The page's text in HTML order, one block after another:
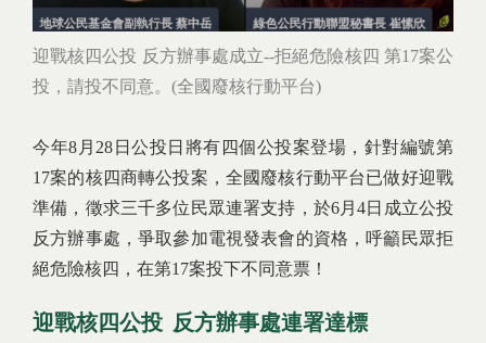
迎戰核四公投 反方辦事處成立--拒絕危險核四 第17案公
投，請投不同意。(全國廢核行動平台)
今年8月28日公投日將有四個公投案登場，針對編號第
17案的核四商轉公投案，全國廢核行動平台已做好迎戰
準備，徵求三千多位民眾連署支持，於6月4日成立公投
反方辦事處，爭取參加電視發表會的資格，呼籲民眾拒
絕危險核四，在第17案投下不同意票！
迎戰核四公投 反方辦事處連署達標